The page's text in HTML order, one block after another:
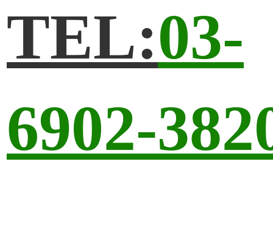
TEL:03-
6902-